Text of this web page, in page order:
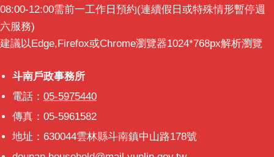
08:00-12:00需前一工作日預約(連續假日或特殊情形暫停週
六服務)
建議以Edge,Firefox或Chrome瀏覽器1024*768px解析瀏覽
斗南戶政事務所
斗南戶政事務所
電話： 05-5975440
傳真：05-5961582
地址：630044雲林縣斗南鎮中山路178號